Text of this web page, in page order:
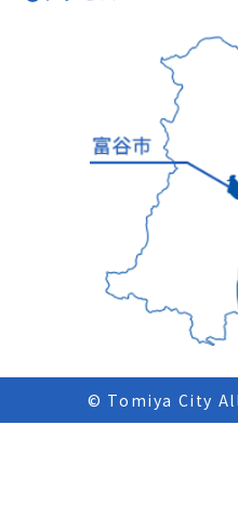
© Tomiya City